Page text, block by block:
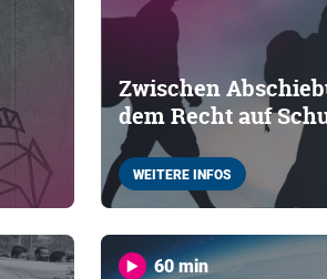
Zwischen
dem Recht auf
WEITERE INFOS
60 min